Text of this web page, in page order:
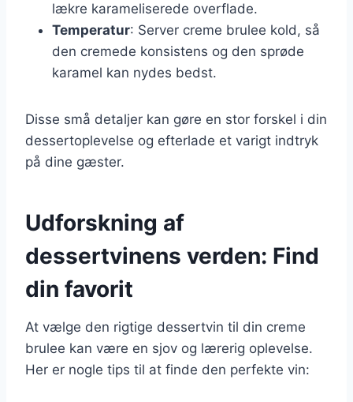
lækre karameliserede overflade.
Temperatur: Server creme brulee kold, så
den cremede konsistens og den sprøde
karamel kan nydes bedst.
Disse små detaljer kan gøre en stor forskel i din
dessertoplevelse og efterlade et varigt indtryk
på dine gæster.
Udforskning af
dessertvinens verden: Find
din favorit
At vælge den rigtige dessertvin til din creme
brulee kan være en sjov og lærerig oplevelse.
Her er nogle tips til at finde den perfekte vin: